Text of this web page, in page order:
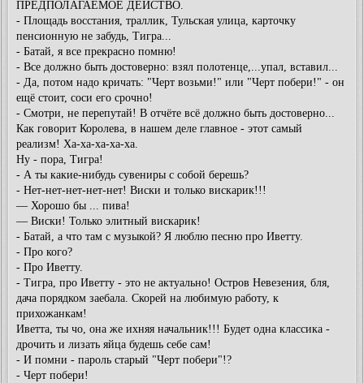
ПРЕДПОЛАГАЕМОЕ ДЕЙСТВО.
- Площадь восстания, траллик, Тульская улица, карточку
пенсионную не забудь, Тигра...
- Батай, я все прекрасно помню!
- Все должно быть достоверно: взял полотенце,...упал, вставил...
- Да, потом надо кричать: "Черт возьми!" или "Черт побери!" - он
ещё стоит, соси его срочно!
- Смотри, не перепутай! В отчёте всё должно быть достоверно...
Как говорит Королева, в нашем деле главное - этот самый
реализм! Ха-ха-ха-ха-ха.
Ну - пора, Тигра!
- А ты какие-нибудь сувениры с собой берешь?
- Нет-нет-нет-нет-нет! Виски и только вискарик!!!
— Хорошо бы ... пива!
— Виски! Только элитный вискарик!
- Батай, а что там с музыкой? Я люблю песню про Иветту.
- Про кого?
- Про Иветту.
- Тигра, про Иветту - это не актуально! Остров Невезения, бля,
дача порядком заебала. Скорей на любимую работу, к
прихожанкам!
Иветта, ты чо, она же ихняя начальник!!! Будет одна классика -
дрочить и лизать яйца будешь себе сам!
- И помни - пароль старый "Черт побери"!?
- Черт побери!